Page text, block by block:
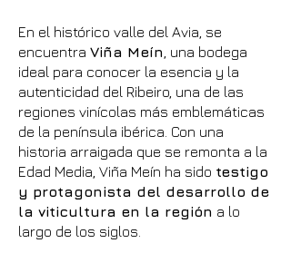
En el histórico valle del Avia, se
encuentra Viña Meín , una bodega
ideal para conocer la esencia y la
autenticidad del Ribeiro, una de las
regiones vinícolas más emblemáticas
de la península ibérica. Con una
historia arraigada que se remonta a la
Edad Media, Viña Meín ha sido testigo
y protagonista del desarrollo de
la viticultura en la región a lo
largo de los siglos.